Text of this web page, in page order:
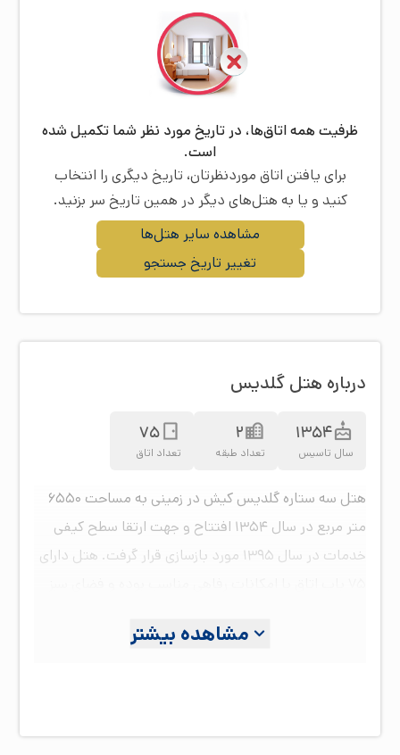
ظرفیت همه اتاق‌ها، در تاریخ مورد نظر شما تکمیل شده
است.
برای یافتن اتاق موردنظرتان، تاریخ دیگری را انتخاب
کنید و یا به هتل‌های دیگر در همین تاریخ سر بزنید.
تغییر تاریخ جستجو
مشاهده سایر هتل‌ها
درباره هتل گلدیس
1354
سال تاسیس
2
تعداد طبقه
75
تعداد اتاق
هتل سه ستاره گلدیس کیش در زمینی به مساحت ۶۵۵۰
متر مربع در سال ۱۳۵۴ افتتاح و جهت ارتقا سطح کیفی
خدمات در سال ۱۳۹۵ مورد بازسازی قرار گرفت. هتل دارای
می‌باشد. موقعیت مکانی مناسب هتل موجب دسترسی
مشاهده بیشتر